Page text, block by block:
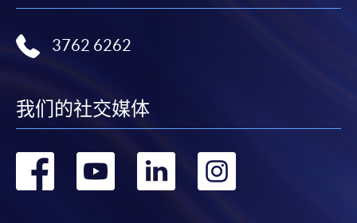
3762 6262
我们的社交媒体
转 转 转 转